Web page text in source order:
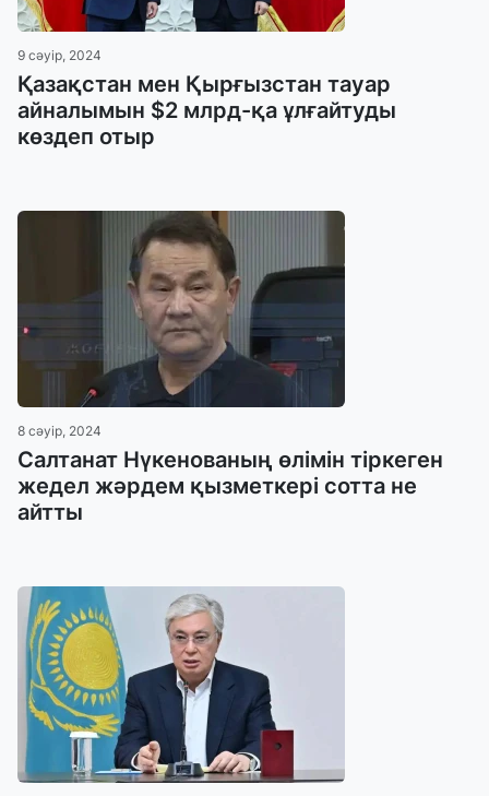
9 сәуір, 2024
Қазақстан мен Қырғызстан тауар
айналымын $2 млрд-қа ұлғайтуды
көздеп отыр
8 сәуір, 2024
Салтанат Нүкенованың өлімін тіркеген
жедел жәрдем қызметкері сотта не
айтты